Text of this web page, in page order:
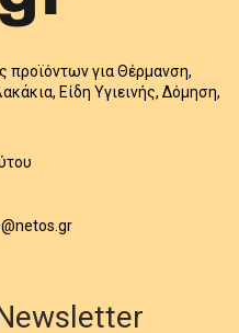
προϊόντων για Θέρμανση,
Είδη Υγιεινής, Δόμηση,